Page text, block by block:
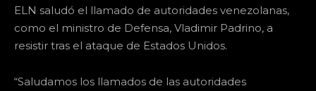
ELN saludó el llamado de autoridades venezolanas,
como el ministro de Defensa, Vladimir Padrino, a
resistir tras el ataque de Estados Unidos.
“Saludamos los llamados de las autoridades